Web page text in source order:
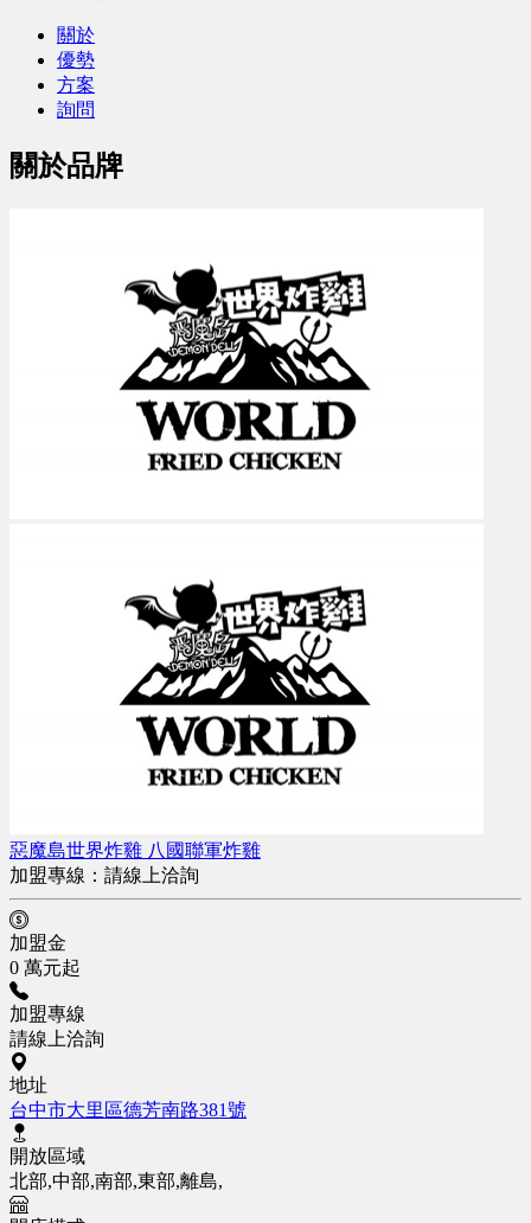
關於
優勢
方案
詢問
關於品牌
惡魔島世界炸雞 八國聯軍炸雞
加盟專線： 請線上洽詢
加盟金
0 萬元起
加盟專線
請線上洽詢
地址
台中市大里區德芳南路381號
開放區域
北部,中部,南部,東部,離島,